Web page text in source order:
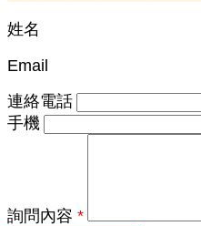
姓名
Email
連絡電話
手機
詢問內容 *